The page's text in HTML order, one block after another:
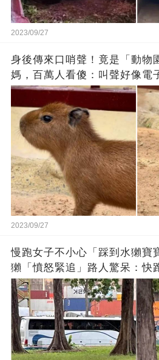
2023/09/27
身後傳來口哨聲！竟是「動物
媽，百萬人看傻：叫聲好像電
2023/09/27
慢跑女子不小心「踩到水獺寶
獺「憤怒緊追」路人驚呆：快